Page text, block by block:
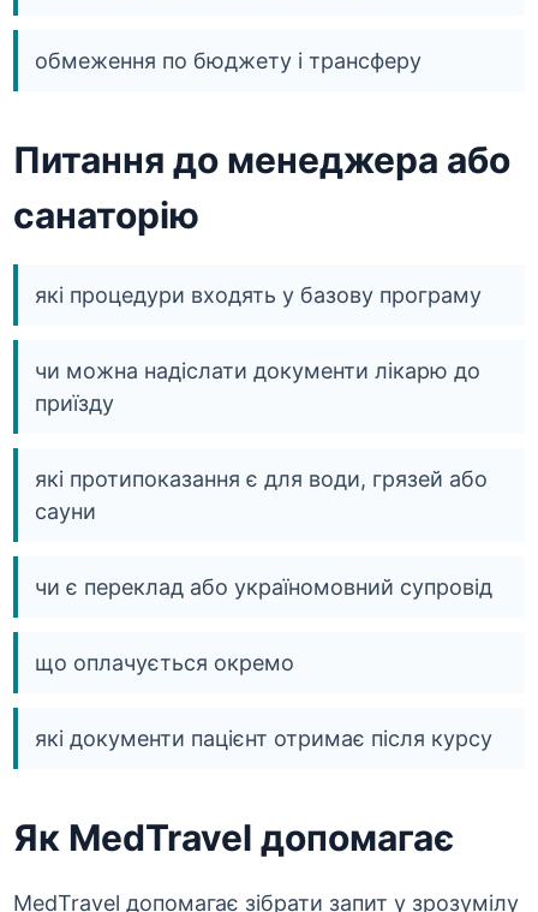
обмеження по бюджету і трансферу
Питання до менеджера або
санаторію
які процедури входять у базову програму
чи можна надіслати документи лікарю до
приїзду
які протипоказання є для води, грязей або
сауни
чи є переклад або україномовний супровід
що оплачується окремо
які документи пацієнт отримає після курсу
Як MedTravel допомагає
MedTravel допомагає зібрати запит у зрозумілу